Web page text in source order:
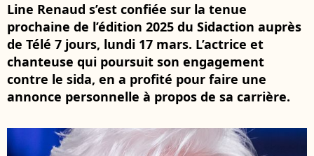
Line Renaud s’est confiée sur la tenue
prochaine de l’édition 2025 du Sidaction auprès
de Télé 7 jours, lundi 17 mars. L’actrice et
chanteuse qui poursuit son engagement
contre le sida, en a profité pour faire une
annonce personnelle à propos de sa carrière.